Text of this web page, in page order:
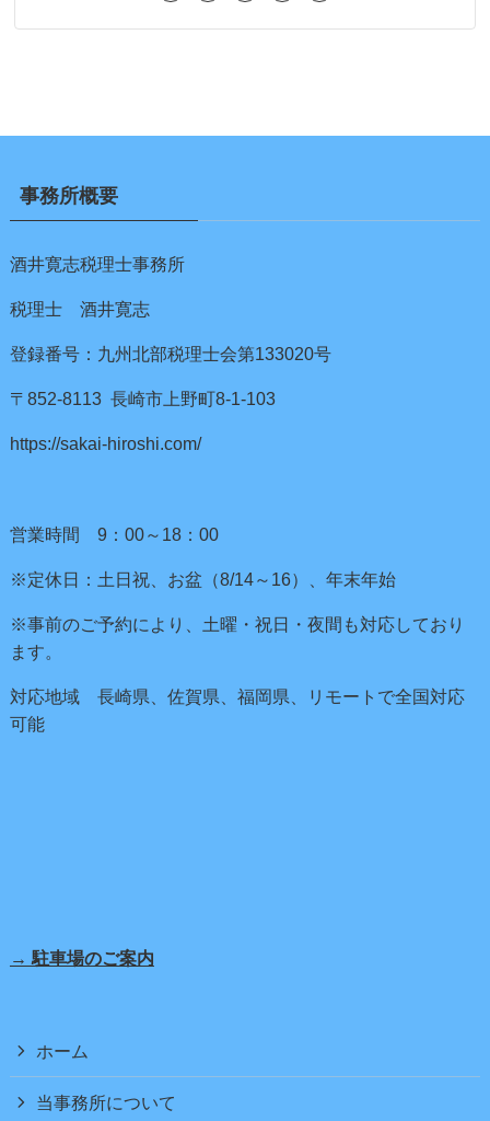
事務所概要
酒井寛志税理士事務所
税理士 酒井寛志
登録番号：九州北部税理士会第133020号
〒852-8113 長崎市上野町8-1-103
https://sakai-hiroshi.com/
営業時間 9：00～18：00
※定休日：土日祝、お盆（8/14～16）、年末年始
※事前のご予約により、土曜・祝日・夜間も対応しており
ます。
対応地域 長崎県、佐賀県、福岡県、リモートで全国対応
可能
→ 駐車場のご案内
ホーム
当事務所について